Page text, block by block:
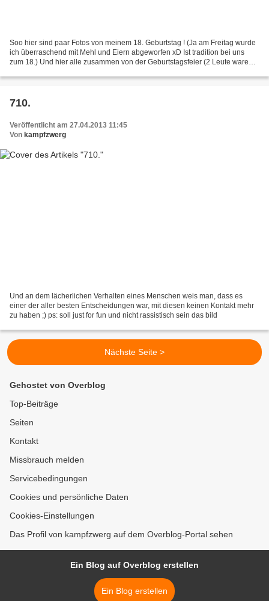
Soo hier sind paar Fotos von meinem 18. Geburtstag ! (Ja am Freitag wurde
ich überraschend mit Mehl und Eiern abgeworfen xD Ist tradition bei uns
zum 18.) Und hier alle zusammen von der Geburtstagsfeier (2 Leute waren
710.
Veröffentlicht am 27.04.2013 11:45
Von kampfzwerg
Und an dem lächerlichen Verhalten eines Menschen weis man, dass es
einer der aller besten Entscheidungen war, mit diesen keinen Kontakt mehr
zu haben ;) ps: soll just for fun und nicht rassistisch sein das bild
Nächste Seite >
Gehostet von Overblog
Top-Beiträge
Seiten
Kontakt
Missbrauch melden
Servicebedingungen
Cookies und persönliche Daten
Cookies-Einstellungen
Das Profil von kampfzwerg auf dem Overblog-Portal sehen
Ein Blog auf Overblog erstellen
Ein Blog erstellen